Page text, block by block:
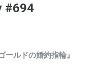
#694
ールドの婚約指輪』